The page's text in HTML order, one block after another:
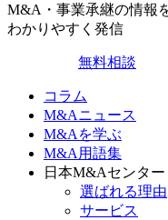
M&A・事業承継の情報
わかりやすく発信
無料相談
コラム
M&Aニュース
M&Aを学ぶ
M&A用語集
日本M&Aセンター
選ばれる理由
サービス